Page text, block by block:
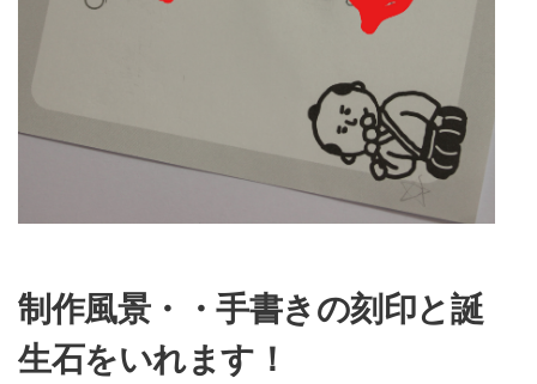
制作風景・・手書きの刻印と誕
生石をいれます！